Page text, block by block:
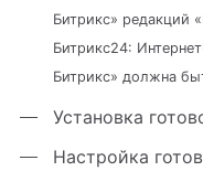
Битрикс» редакций
Битрикс24:
Битрикс» должна
Установка
Настройка